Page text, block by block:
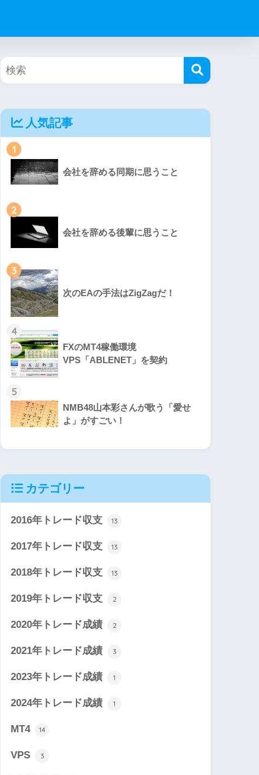
人気記事
1
会社を辞める同期に思うこと
2
会社を辞める後輩に思うこと
3
次のEAの手法はZigZagだ！
4
FXのMT4稼働環境
VPS「ABLENET」を契約
5
NMB48山本彩さんが歌う「愛せ
よ」がすごい！
カテゴリー
2016年トレード収支 13
2017年トレード収支 13
2018年トレード収支 13
2019年トレード収支 2
2020年トレード成績 2
2021年トレード成績 3
2023年トレード成績 1
2024年トレード成績 1
MT4 14
VPS 3